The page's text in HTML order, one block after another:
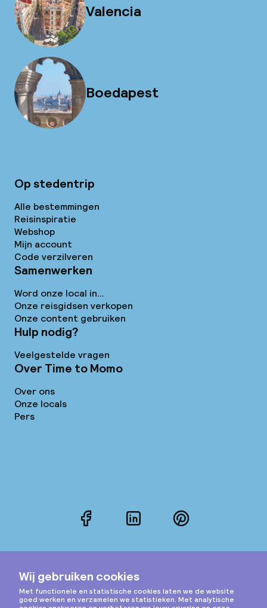
Valencia
Boedapest
Op stedentrip
Alle bestemmingen
Reisinspiratie
Webshop
Mijn account
Code verzilveren
Samenwerken
Word onze local in...
Onze reisgidsen verkopen
Onze content gebruiken
Hulp nodig?
Veelgestelde vragen
Over Time to Momo
Over ons
Onze locals
Pers
FacebookLinkedInPinterest
Instagram